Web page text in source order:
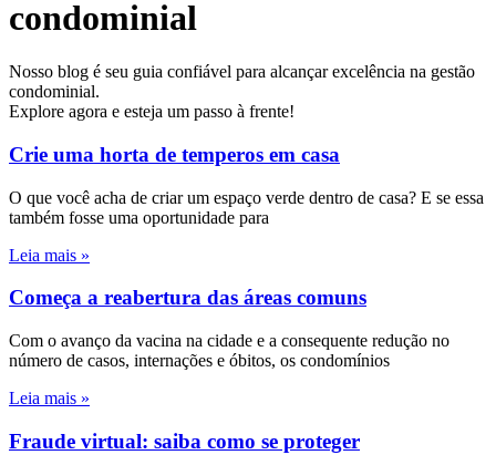
condominial
Nosso blog é seu guia confiável para alcançar excelência na gestão
condominial.
Explore agora e esteja um passo à frente!
Crie uma horta de temperos em casa
O que você acha de criar um espaço verde dentro de casa? E se essa
também fosse uma oportunidade para
Leia mais »
Começa a reabertura das áreas comuns
Com o avanço da vacina na cidade e a consequente redução no
número de casos, internações e óbitos, os condomínios
Leia mais »
Fraude virtual: saiba como se proteger